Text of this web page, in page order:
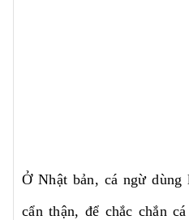
Ở Nhật bản, cá ngừ
cẩn thận, để chắc chắn